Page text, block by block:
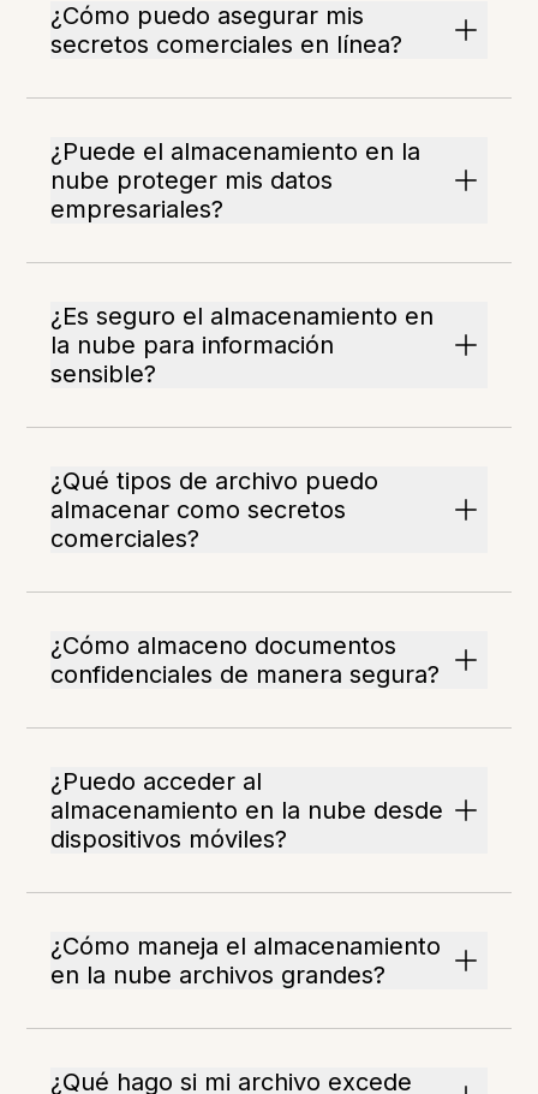
¿Cómo puedo asegurar mis
secretos comerciales en línea?
¿Puede el almacenamiento en la
nube proteger mis datos
empresariales?
¿Es seguro el almacenamiento en
la nube para información
sensible?
¿Qué tipos de archivo puedo
almacenar como secretos
comerciales?
¿Cómo almaceno documentos
confidenciales de manera segura?
¿Puedo acceder al
almacenamiento en la nube desde
dispositivos móviles?
¿Cómo maneja el almacenamiento
en la nube archivos grandes?
¿Qué hago si mi archivo excede